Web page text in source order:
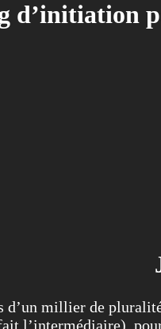
d’initiation
d’un millier de
l’intermédiaire)